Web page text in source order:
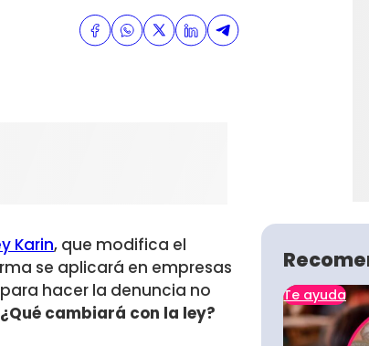
Karin, que modifica el
se aplicará en empresas
hacer la denuncia no
¿Qué cambiará con la ley?
Te ayuda